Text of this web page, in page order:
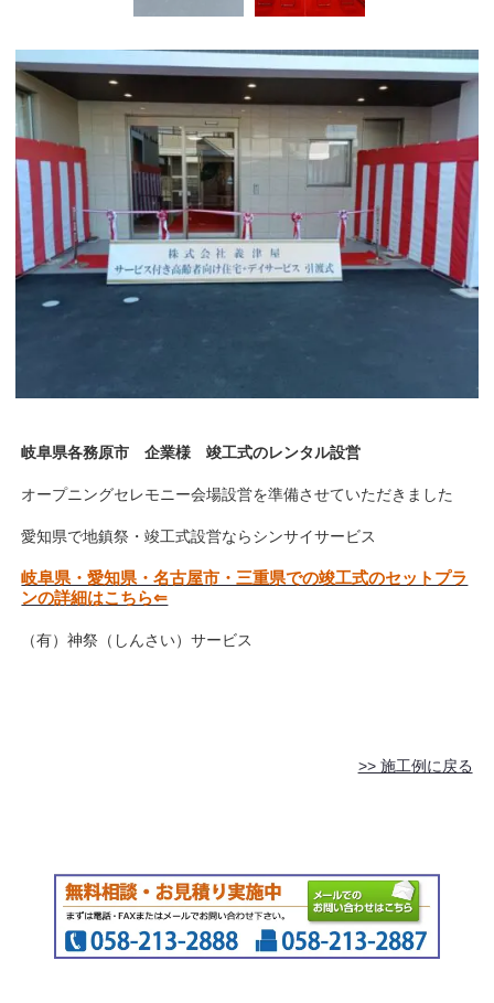
岐阜県各務原市 企業様 竣工式のレンタル設営
オープニングセレモニー会場設営を準備させていただきました
愛知県で地鎮祭・竣工式設営ならシンサイサービス
岐阜県・愛知県・名古屋市・三重県での竣工式のセットプラ
ンの詳細はこちら⇐
（有）神祭（しんさい）サービス
>> 施工例に戻る